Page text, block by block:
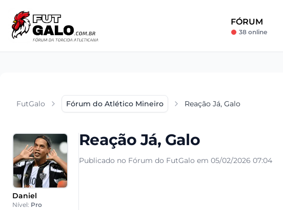
FÓRUM
38 online
FutGalo Fórum do Atlético Mineiro Reação Já, Galo
Daniel
Nível: Pro
Reação Já, Galo
Publicado no Fórum do FutGalo em 05/02/2026 07:04